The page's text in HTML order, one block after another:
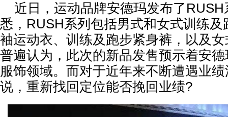
近日，运动品牌安德玛发布了RUSH
悉，RUSH系列包括男式和女式训练
袖运动衣、训练及跑步紧身裤，以及
普遍认为，此次的新品发售预示着安
服饰领域。而对于近年来不断遭遇业
说，重新找回定位能否挽回业绩?